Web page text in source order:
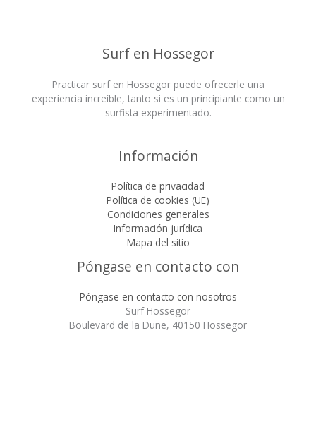
Surf en Hossegor
Practicar surf en Hossegor puede ofrecerle una
experiencia increíble, tanto si es un principiante como un
surfista experimentado.
Información
Política de privacidad
Política de cookies (UE)
Condiciones generales
Información jurídica
Mapa del sitio
Póngase en contacto con
Póngase en contacto con nosotros
Surf Hossegor
Boulevard de la Dune, 40150 Hossegor